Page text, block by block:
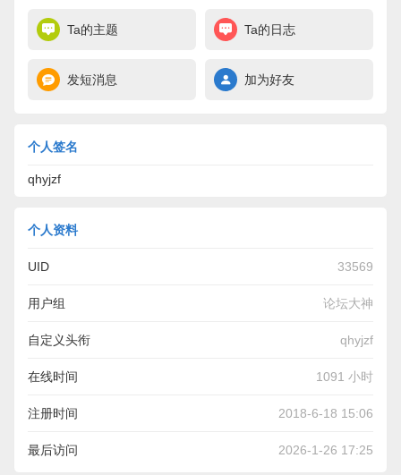
Ta的主题 Ta的日志
发短消息 加为好友
个人签名
qhyjzf
个人资料
UID 33569
用户组 论坛大神
自定义头衔 qhyjzf
在线时间 1091 小时
注册时间 2018-6-18 15:06
最后访问 2026-1-26 17:25